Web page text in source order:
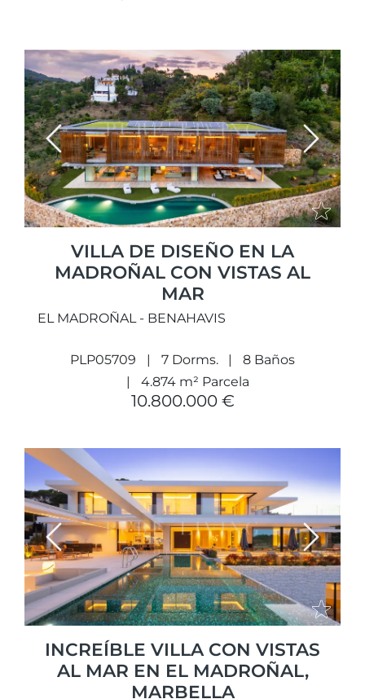
Previous Next
VILLA DE DISEÑO EN LA
MADROÑAL CON VISTAS AL
MAR
EL MADROÑAL - BENAHAVIS
PLP05709 7 Dorms.
8 Baños
4.874 m² Parcela
10.800.000 €
Previous Next
INCREÍBLE VILLA CON VISTAS
AL MAR EN EL MADROÑAL,
MARBELLA